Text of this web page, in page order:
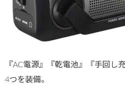
『AC電源』『乾電池』『手回し
4つを装備。